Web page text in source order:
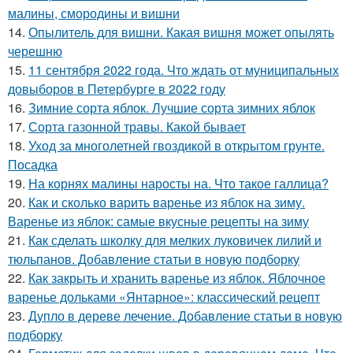
малины, смородины и вишни
14. Опылитель для вишни. Какая вишня может опылять
черешню
15. 11 сентября 2022 года. Что ждать от муниципальных
довыборов в Петербурге в 2022 году
16. Зимние сорта яблок. Лучшие сорта зимних яблок
17. Сорта газонной травы. Какой бывает
18. Уход за многолетней гвоздикой в открытом грунте.
Посадка
19. На корнях малины наросты на. Что такое галлица?
20. Как и сколько варить варенье из яблок на зиму.
Варенье из яблок: самые вкусные рецепты на зиму
21. Как сделать школку для мелких луковичек лилий и
тюльпанов. Добавление статьи в новую подборку
22. Как закрыть и хранить варенье из яблок. Яблочное
варенье дольками «Янтарное»: классический рецепт
23. Дупло в дереве лечение. Добавление статьи в новую
подборку